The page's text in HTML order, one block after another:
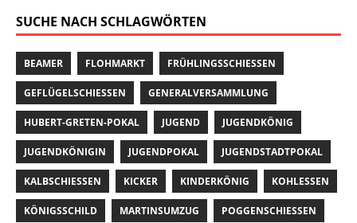
SUCHE NACH SCHLAGWÖRTEN
BEAMER FLOHMARKT FRÜHLINGSSCHIESSEN
GEFLÜGELSCHIESSEN GENERALVERSAMMLUNG
HUBERT-GRETEN-POKAL JUGEND JUGENDKÖNIG
JUGENDKÖNIGIN JUGENDPOKAL JUGENDSTADTPOKAL
KALBSCHIESSEN KICKER KINDERKÖNIG KOHLESSEN
KÖNIGSSCHILD MARTINSUMZUG POGGENSCHIESSEN